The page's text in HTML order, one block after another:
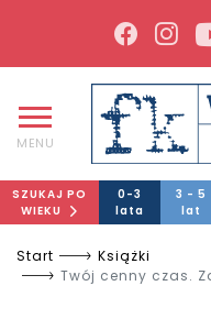
MENU
SZUKAJ PO
WIEKU
0-3
lata
3 - 5
lat
Start
Książki
Twój cenny czas.